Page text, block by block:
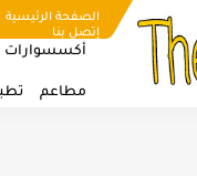
الصفحة الرئيسية
إتصل بنا
أكسسوارات
مطاعم